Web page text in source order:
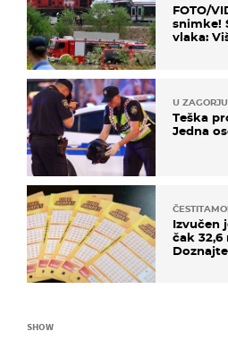
FOTO/
snimke!
vlaka:
U ZAGORJU
Teška
Jedna
Izvučen
čak 32,6
SHOW